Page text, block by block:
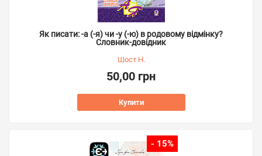
Як писати: -а (-я) чи -у (-ю) в родовому відмінку?
Словник-довідник
Шост Н.
50,00 грн
Купити
- 15%